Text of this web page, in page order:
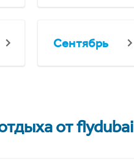
Сентябрь
от flydubai